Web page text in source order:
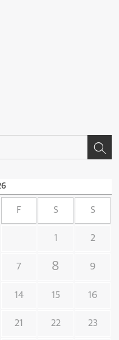
F S S
1 2
7 8 9
14 15 16
21 22 23